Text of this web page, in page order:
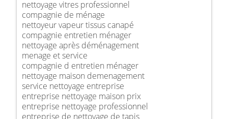
nettoyage vitres professionnel
compagnie de ménage
nettoyeur vapeur tissus canapé
compagnie entretien ménager
nettoyage après déménagement
menage et service
compagnie d entretien ménager
nettoyage maison demenagement
service nettoyage entreprise
entreprise nettoyage maison prix
entreprise nettoyage professionnel
entreprise de nettoyage de tapis